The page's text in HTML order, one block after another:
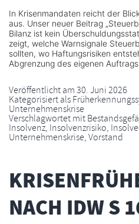
In Krisenmandaten reicht der
aus. Unser neuer Beitrag
Bilanz ist kein
zeigt, welche Warnsignale
sollten, wo Haftungsrisiken
Abgrenzung des eigenen
Veröffentlicht am30. Juni 2026
Kategorisiert als
Unternehmenskrise
Verschlagwortet mit
Insolvenz, Insolvenzrisiko,
Unternehmenskrise,Vorstand
NACH IDW S